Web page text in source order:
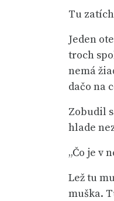
Tu
Jeden
troch
nemá
dačo na
Zobudil
hlade
„Čo je v
Lež tu
muška.